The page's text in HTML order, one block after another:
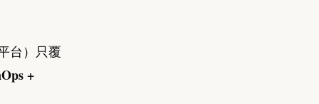
台）只覆
+